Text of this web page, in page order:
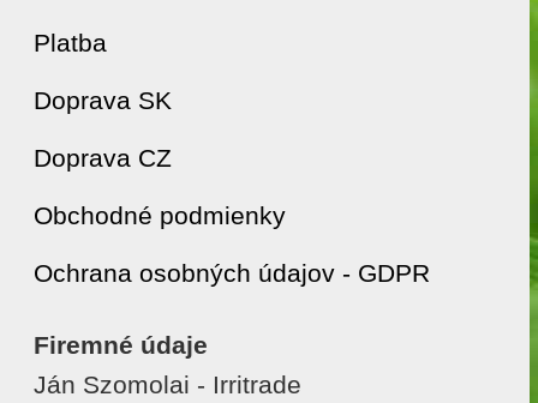
Platba
Doprava SK
Doprava CZ
Obchodné podmienky
Ochrana osobných údajov - GDPR
Firemné údaje
Ján Szomolai - Irritrade